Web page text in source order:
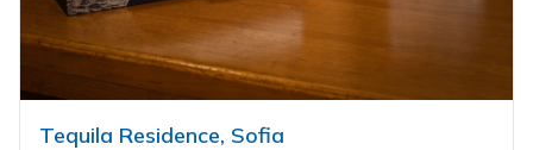
Tequila Residence, Sofia